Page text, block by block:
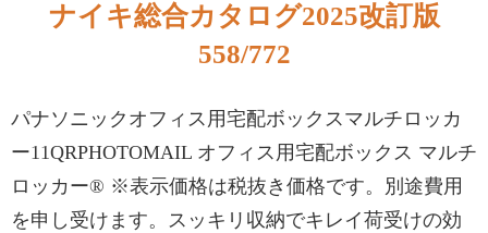
ナイキ総合カタログ2025改訂版
558/772
パナソニックオフィス用宅配ボックスマルチロッカ
ー11QRPHOTOMAIL オフィス用宅配ボックス マルチ
ロッカー® ※表示価格は税抜き価格です。別途費用
を申し受けます。スッキリ収納でキレイ荷受けの効